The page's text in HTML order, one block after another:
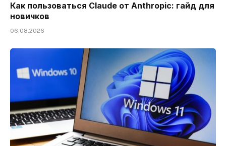
Как пользоваться Claude от Anthropic: гайд для
новичков
06.08.2026